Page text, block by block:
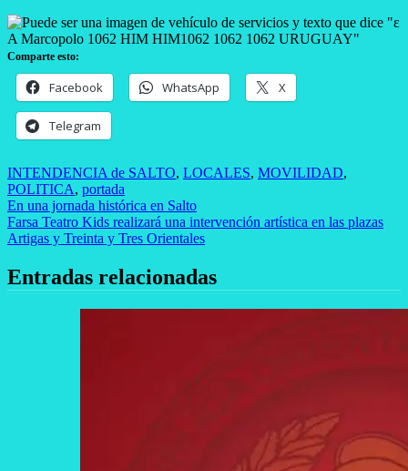
Comparte esto:
Facebook WhatsApp X
Telegram
INTENDENCIA de SALTO, LOCALES, MOVILIDAD,
POLITICA, portada
Navegación
de
En una jornada histórica en Salto
Farsa Teatro Kids realizará una intervención artística en las plazas
Artigas y Treinta y Tres Orientales
Entradas relacionadas